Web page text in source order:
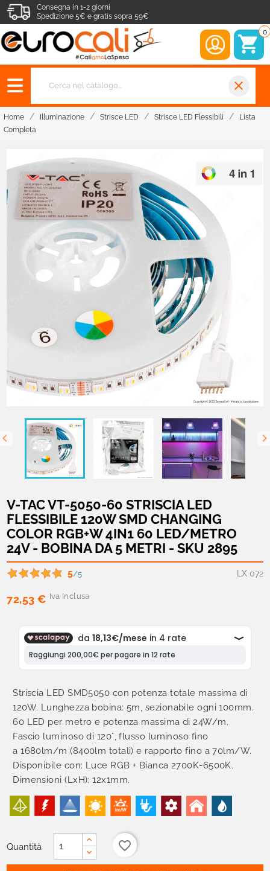
Consegna in 1-2 giorni
Spedizione 5€ e gratis sopra 59€
0
close
Home Illuminazione Strisce LED Strisce LED Flessibili
Lista
Completa
V-TAC VT-5050-60 STRISCIA LED
FLESSIBILE 120W SMD CHANGING
COLOR RGB+W 4IN1 60 LED/METRO
24V - BOBINA DA 5 METRI - SKU 2895
LX 072
5/5
72,53 € Iva Inclusa
Striscia LED SMD5050 con potenza totale massima di
120W. Lunghezza bobina: 5m, sezionabile ogni 100mm.
60 LED per metro e potenza massima di 24W/m.
Fascio luminoso di 120°, flusso luminoso fino
a 1680lm/m (8400lm totali) e rapporto fino a 70lm/W.
Disponibile con: Luce RGB + Bianca 2700K-6500K.
Dimensioni (LxH): 12x1mm.
Quantità favorite_border